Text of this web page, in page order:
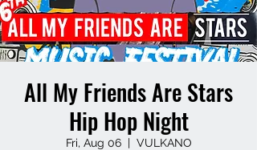
All My Friends Are Stars
Hip Hop Night
Fri, Aug 06
  |
VULKANO